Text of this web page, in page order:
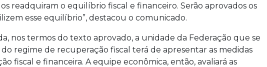
readquiram o equilíbrio fiscal e financeiro. Serão aprovados os
esse equilíbrio”, destacou o comunicado.
nos termos do texto aprovado, a unidade da Federação que se
regime de recuperação fiscal terá de apresentar as medidas
fiscal e financeira. A equipe econômica, então, avaliará as